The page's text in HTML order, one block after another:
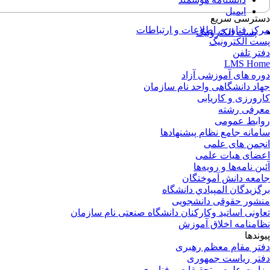
ایمیل
پست الکترونیک
دسترسی سریع
مرکز فناوری اطلاعات و ارتباطات
پست الکترونیک
دفتر تلفن
LMS Home
دوره های آموزشی آزاد
جهاد دانشگاهی واحد نام سازمان
کارورزی و کاریابی
معرفی رشته
روابط عمومی
سامانه جامع نظام پیشنهادها
انجمن های علمی
اعضای هیات علمی
آئین نامه‌ها و رویه‌ها
جامعه دانش آموختگان
برگزيدگان المپيادي دانشگاه
منشور حقوقی دانشجویی
تعاونی اساتید وکارکنان دانشگاه صنعتی نام سازمان
نظامنامه اخلاق آموزش
پیوندها
دفتر مقام معظم رهبری
دفتر ریاست جمهوری